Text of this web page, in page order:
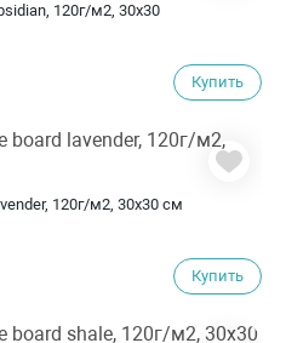
120г/м2, 30х30
Купить
120г/м2, 30х30 см
Купить